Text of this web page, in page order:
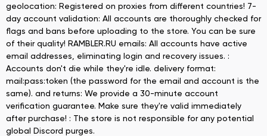
geolocation: Registered on proxies from different countries! 7-
day account validation: All accounts are thoroughly checked for
flags and bans before uploading to the store. You can be sure
of their quality! RAMBLER.RU emails: All accounts have active
email addresses, eliminating login and recovery issues. :
Accounts don't die while they're idle. delivery format:
mail:pass:token (the password for the email and account is the
same). and returns: We provide a 30-minute account
verification guarantee. Make sure they're valid immediately
after purchase! : The store is not responsible for any potential
global Discord purges.